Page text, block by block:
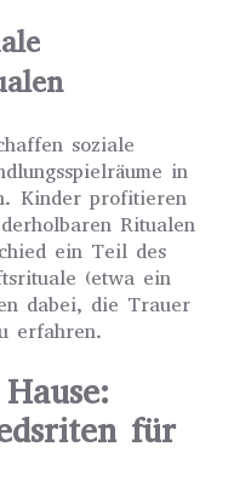
soziale
in
Kinder profitieren
Ritualen
ein Teil des
(etwa ein
dabei, die Trauer
erfahren.
für